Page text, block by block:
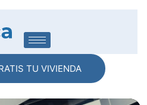
TU VIVIENDA